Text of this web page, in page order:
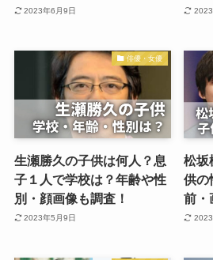
2023年6月9日
俳優・女優
生瀬勝久の子供は何人？息
子１人で学校は？年齢や性
別・顔画像も調査！
2023年5月9日
松坂
供の
前・